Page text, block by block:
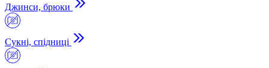
Джинси, брюки
Сукні, спідниці